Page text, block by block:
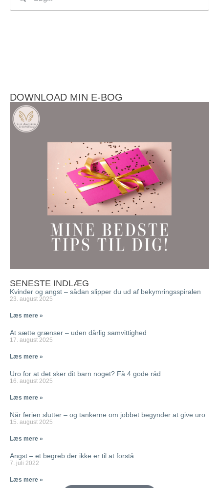
DOWNLOAD MIN E-BOG
SENESTE INDLÆG
Kvinder og angst – sådan slipper du ud af bekymringsspiralen
23. august 2025
Læs mere »
At sætte grænser – uden dårlig samvittighed
17. august 2025
Læs mere »
Uro for at det sker dit barn noget? Få 4 gode råd
16. august 2025
Læs mere »
Når ferien slutter – og tankerne om jobbet begynder at give uro
15. august 2025
Læs mere »
Angst – et begreb der ikke er til at forstå
7. juli 2022
Læs mere »